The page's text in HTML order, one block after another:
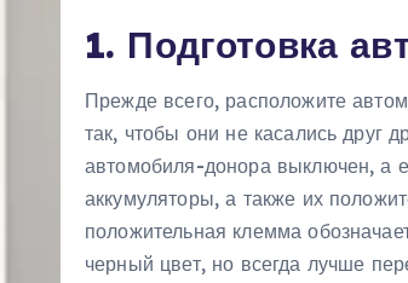
1. Подготовка
Прежде всего, расположите
так, чтобы они не касались друг
автомобиля-донора выключен, а
аккумуляторы, а также их
положительная клемма
черный цвет, но всегда лучше